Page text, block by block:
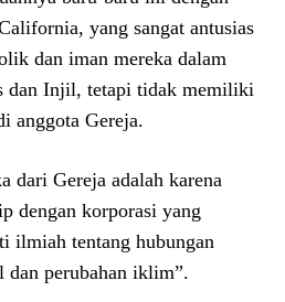
yang sangat antusias
dan iman mereka dalam
dan Injil, tetapi tidak memiliki
anggota Gereja.
dari Gereja adalah karena
dengan korporasi yang
ilmiah tentang hubungan
dan perubahan iklim”.